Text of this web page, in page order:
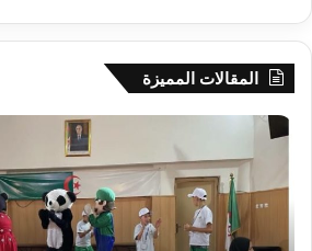
المقالات المميزة
جيجل:
المخيم
لفائدة